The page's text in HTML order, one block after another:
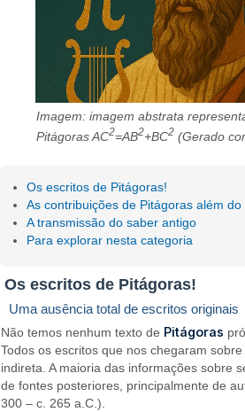
Imagem: imagem abstrata
Pitágoras AC2=AB2+BC2 (Gerado
Os escritos de Pitágoras!
As contribuições de Pitágoras além
A transmissão do saber antigo
Para explorar nesta categoria
Os escritos de Pitágoras!
Uma ausência total de escritos originais
Não temos nenhum texto de Pitágoras
Todos os escritos que nos chegaram
indireta. A maioria das informações sobre
de fontes posteriores, principalmente de
300 – c. 265 a.C.).